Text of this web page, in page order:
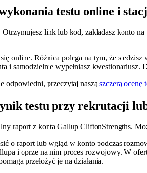
testu online i
link lub kod, zakładasz konto
online. Różnica polega na tym, że
i samodzielnie wypełniasz
odpowiedni, przeczytaj naszą szczerą ocenę
testu przy rekrutacji
raport z konta Gallup CliftonStrengths.
o raport lub wgląd w konto podczas
i oprze na nim proces rozwojowy. W
przełożyć je na działania.